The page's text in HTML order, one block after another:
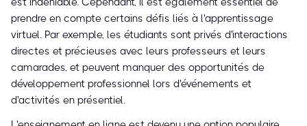
prendre en compte certains défis liés à l'apprentissage
virtuel. Par exemple, les étudiants sont privés d'interactions
directes et précieuses avec leurs professeurs et leurs
camarades, et peuvent manquer des opportunités de
développement professionnel lors d'événements et
d'activités en présentiel.